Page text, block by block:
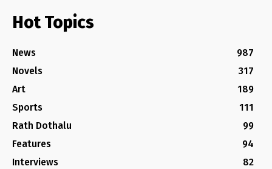
Hot Topics
News
987
Novels
317
Art
189
Sports
111
Rath Dothalu
99
Features
94
Interviews
82